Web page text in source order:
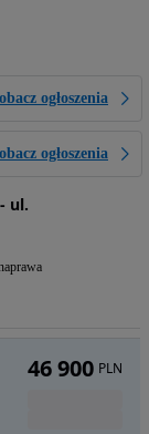
ogłoszenia
ogłoszenia
ul.
46 900 PLN